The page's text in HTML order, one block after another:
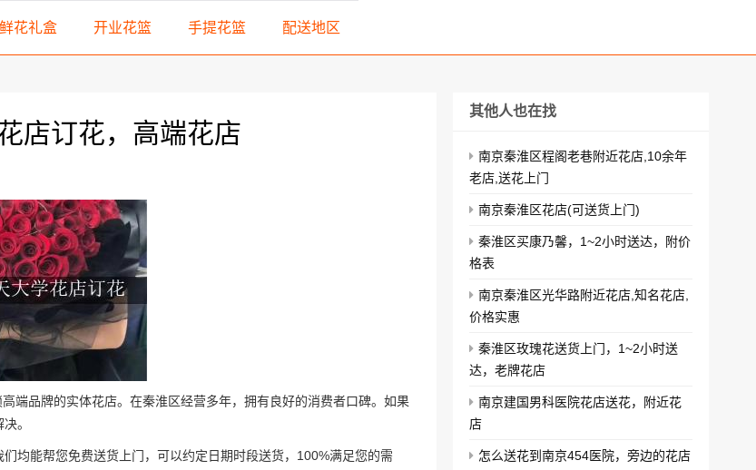
鲜花礼盒 开业花篮 手提花篮 配送地区
店订花，高端花店
端品牌的实体花店。在秦淮区经营多年，拥有良好的消费者口碑。如果
。
均能帮您免费送货上门，可以约定日期时段送货，100%满足您的需
其他人也在找
南京秦淮区程阁老巷附近花店,10余年
老店,送花上门
南京秦淮区花店(可送货上门)
秦淮区买康乃馨，1~2小时送达，附价
格表
南京秦淮区光华路附近花店,知名花店,
价格实惠
秦淮区玫瑰花送货上门，1~2小时送
达，老牌花店
南京建国男科医院花店送花，附近花
店
怎么送花到南京454医院，旁边的花店